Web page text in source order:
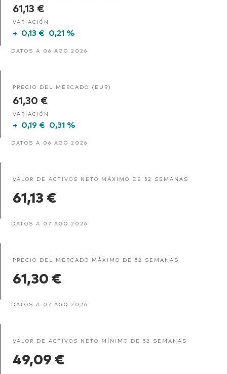
61,13 €
VARIACIÓN
+ 0,13 € 0,21 %
DATOS A 06 AGO 2026
PRECIO DEL MERCADO (EUR)
61,30 €
VARIACIÓN
+ 0,19 € 0,31 %
DATOS A 06 AGO 2026
VALOR DE ACTIVOS NETO MÁXIMO DE 52 SEMANAS
61,13 €
DATOS A 07 AGO 2026
PRECIO DEL MERCADO MÁXIMO DE 52 SEMANAS
61,30 €
DATOS A 07 AGO 2026
VALOR DE ACTIVOS NETO MÍNIMO DE 52 SEMANAS
49,09 €